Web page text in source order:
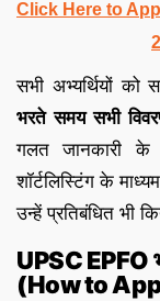
Click Here to
सभी अभ्यर्थियों
भरते समय सभी
गलत जानकारी
शॉर्टलिस्टिंग के
उन्हें प्रतिबंधित भी
UPSC EPFO
(How to